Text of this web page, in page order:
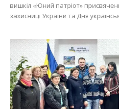
вишкіл «Юний патріот»
захисниці України та Дня